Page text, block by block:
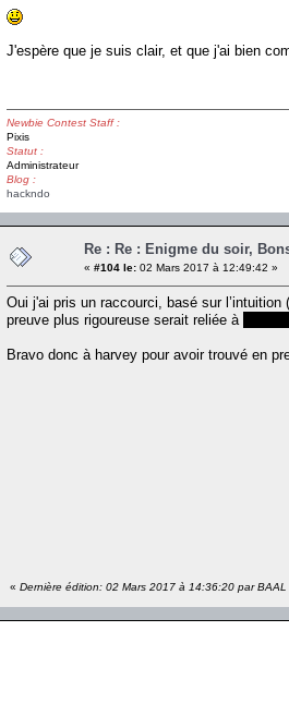
J'espère que je suis clair, et que j'ai bien
Newbie Contest Staff :
Pixis
Statut :
Administrateur
Blog :
hackndo
Re : Re : Enigme du soir,
« #104 le: 02 Mars 2017 à 12:49:42 »
Oui j'ai pris un raccourci, basé sur
preuve plus rigoureuse serait reliée à
Bravo donc à harvey pour avoir trouvé en
« Dernière édition: 02 Mars 2017 à 14:36:20 par BAAL